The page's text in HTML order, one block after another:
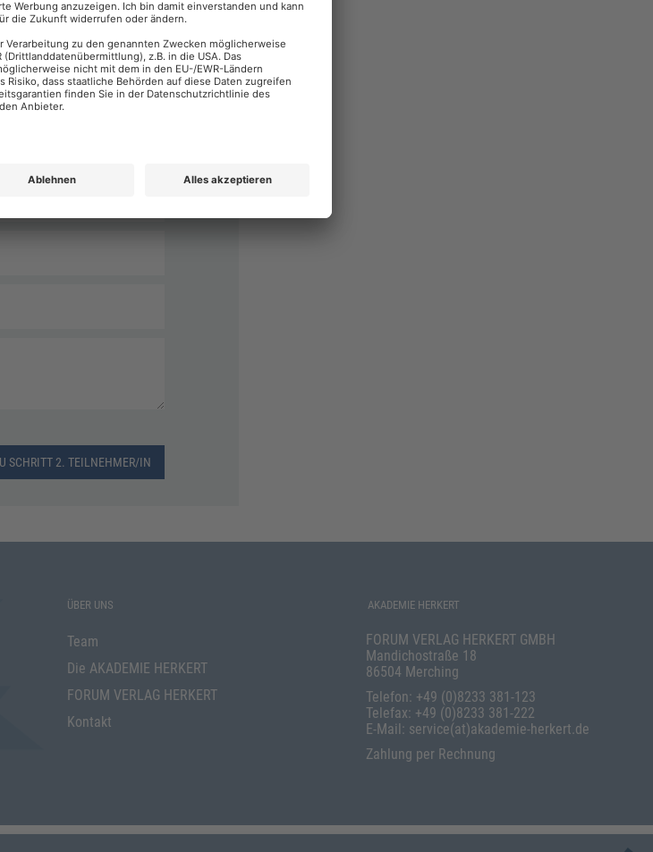
SCHRITT 2. TEILNEHMER/IN
ÜBER UNS
Team
Die AKADEMIE HERKERT
FORUM VERLAG HERKERT
Kontakt
AKADEMIE HERKERT
FORUM VERLAG HERKERT GMBH
Mandichostraße 18
86504 Merching
Telefon: +49 (0)8233 381-123
Telefax: +49 (0)8233 381-222
E-Mail: service(at)akademie-herkert.de
Zahlung per Rechnung